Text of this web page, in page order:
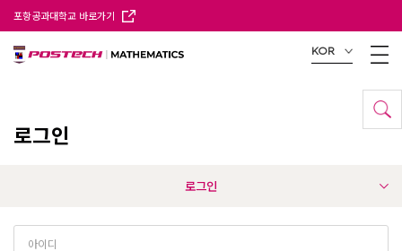
포항공과대학교 바로가기
KOR
로그인
로그인